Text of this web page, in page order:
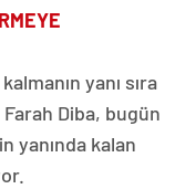
yanı sıra
Diba, bugün
yanında kalan